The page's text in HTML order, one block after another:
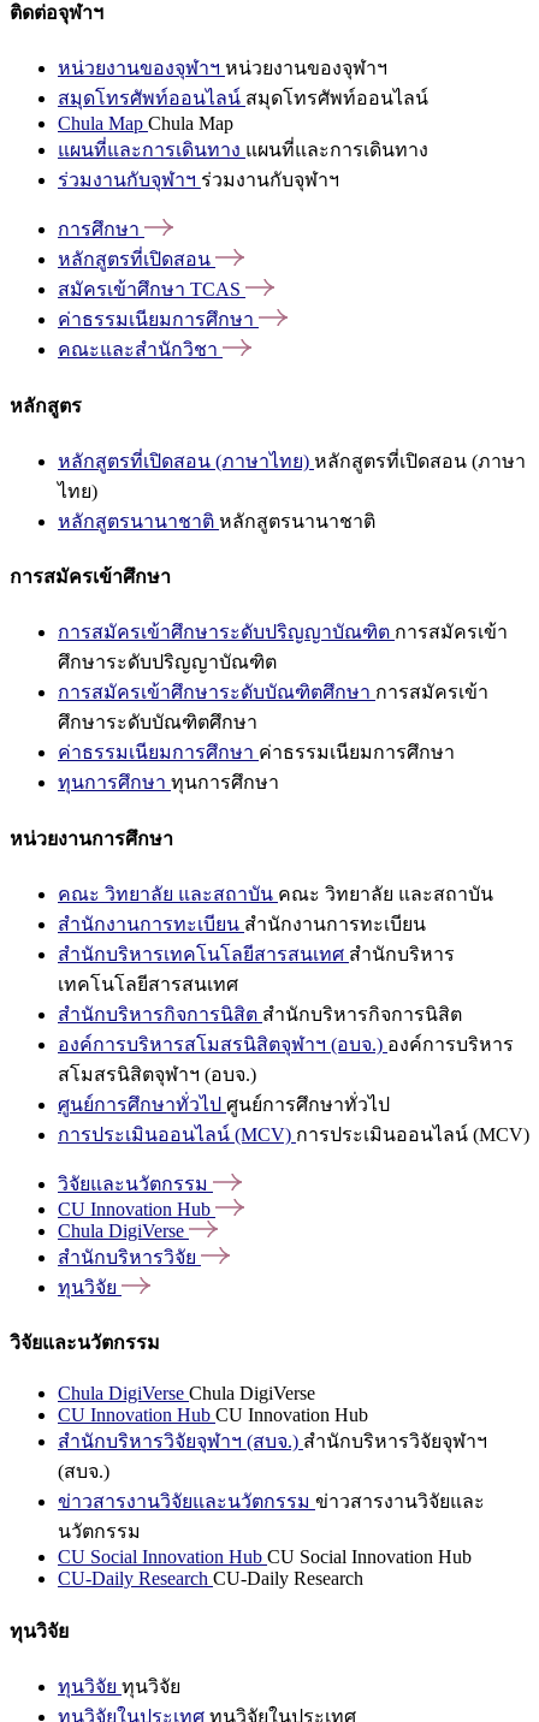
ติดต่อจุฬาฯ
หน่วยงานของจุฬาฯ หน่วยงานของจุฬาฯ
สมุดโทรศัพท์ออนไลน์ สมุดโทรศัพท์ออนไลน์
Chula Map Chula Map
แผนที่และการเดินทาง แผนที่และการเดินทาง
ร่วมงานกับจุฬาฯ ร่วมงานกับจุฬาฯ
การศึกษา
หลักสูตรที่เปิดสอน
สมัครเข้าศึกษา TCAS
ค่าธรรมเนียมการศึกษา
คณะและสำนักวิชา
หลักสูตร
หลักสูตรที่เปิดสอน (ภาษาไทย) หลักสูตรที่เปิดสอน (ภาษา
ไทย)
หลักสูตรนานาชาติ หลักสูตรนานาชาติ
การสมัครเข้าศึกษา
การสมัครเข้าศึกษาระดับปริญญาบัณฑิต การสมัครเข้า
ศึกษาระดับปริญญาบัณฑิต
การสมัครเข้าศึกษาระดับบัณฑิตศึกษา การสมัครเข้า
ศึกษาระดับบัณฑิตศึกษา
ค่าธรรมเนียมการศึกษา ค่าธรรมเนียมการศึกษา
ทุนการศึกษา ทุนการศึกษา
หน่วยงานการศึกษา
คณะ วิทยาลัย และสถาบัน คณะ วิทยาลัย และสถาบัน
สำนักงานการทะเบียน สำนักงานการทะเบียน
สำนักบริหารเทคโนโลยีสารสนเทศ สำนักบริหาร
เทคโนโลยีสารสนเทศ
สำนักบริหารกิจการนิสิต สำนักบริหารกิจการนิสิต
องค์การบริหารสโมสรนิสิตจุฬาฯ (อบจ.) องค์การบริหาร
สโมสรนิสิตจุฬาฯ (อบจ.)
ศูนย์การศึกษาทั่วไป ศูนย์การศึกษาทั่วไป
การประเมินออนไลน์ (MCV) การประเมินออนไลน์ (MCV)
วิจัยและนวัตกรรม
CU Innovation Hub
Chula DigiVerse
สำนักบริหารวิจัย
ทุนวิจัย
วิจัยและนวัตกรรม
Chula DigiVerse Chula DigiVerse
CU Innovation Hub CU Innovation Hub
สำนักบริหารวิจัยจุฬาฯ (สบจ.) สำนักบริหารวิจัยจุฬาฯ
(สบจ.)
ข่าวสารงานวิจัยและนวัตกรรม ข่าวสารงานวิจัยและ
นวัตกรรม
CU Social Innovation Hub CU Social Innovation Hub
CU-Daily Research CU-Daily Research
ทุนวิจัย
ทุนวิจัย ทุนวิจัย
ทุนวิจัยในประเทศ ทุนวิจัยในประเทศ